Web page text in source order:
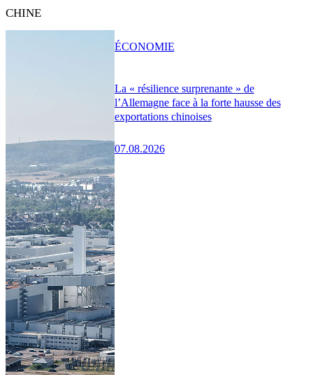
CHINE
La « résilience surprenante » de
l’Allemagne face à la forte hausse des
exportations chinoises
07.08.2026
ÉCONOMIE